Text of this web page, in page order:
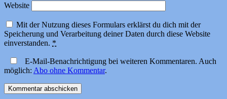
Website
Mit der Nutzung dieses Formulars erklärst du dich mit der
Speicherung und Verarbeitung deiner Daten durch diese Website
einverstanden. *
E-Mail-Benachrichtigung bei weiteren Kommentaren. Auch
möglich: Abo ohne Kommentar.